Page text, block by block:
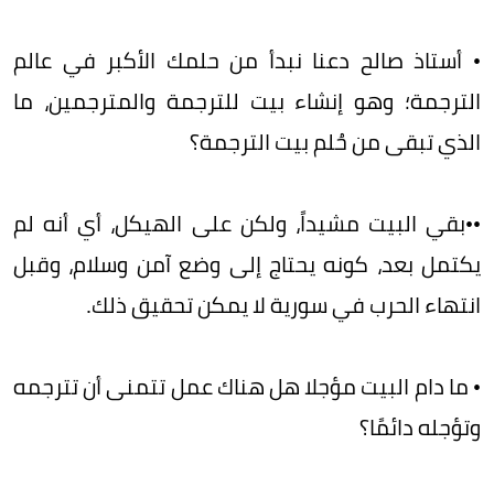
• أستاذ صالح دعنا نبدأ من حلمك الأكبر في عالم
الترجمة؛ وهو إنشاء بيت للترجمة والمترجمين، ما
الذي تبقى من حُلم بيت الترجمة؟
••بقي البيت مشيداً، ولكن على الهيكل، أي أنه لم
يكتمل بعد، كونه يحتاج إلى وضع آمن وسلام، وقبل
انتهاء الحرب في سورية لا يمكن تحقيق ذلك.
• ما دام البيت مؤجلا هل هناك عمل تتمنى أن تترجمه
وتؤجله دائمًا؟